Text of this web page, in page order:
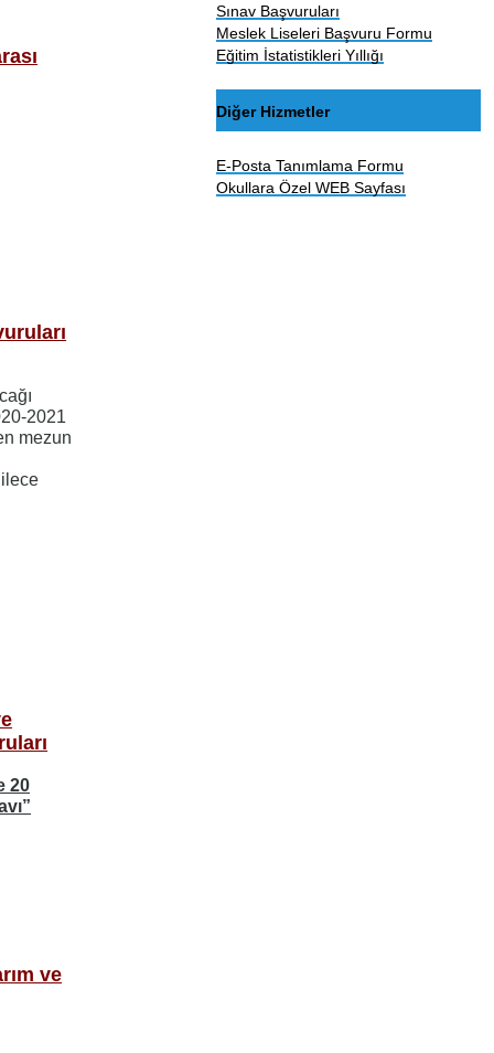
2021
mezun
20
ve
Sınav Başvuruları
Meslek Liseleri Başvuru Formu
Eğitim İstatistikleri Yıllığı
Diğer Hizmetler
E-Posta Tanımlama Formu
Okullara Özel WEB Sayfası